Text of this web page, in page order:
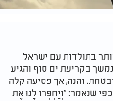
בתולדות עם ישראל
בקריעת ים סוף והגיע
והנה, אך פסיעה קלה
שנאמר: "וְיַחְפְּרוּ לָנוּ אֶת